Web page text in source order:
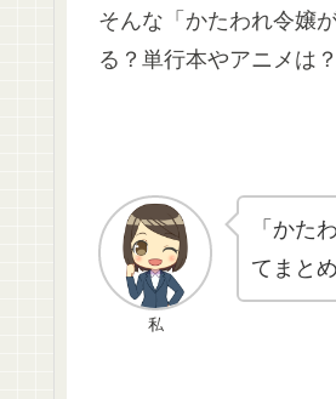
そんな「かたわれ令嬢
る？単行本やアニメは？
私
「かた
てまと